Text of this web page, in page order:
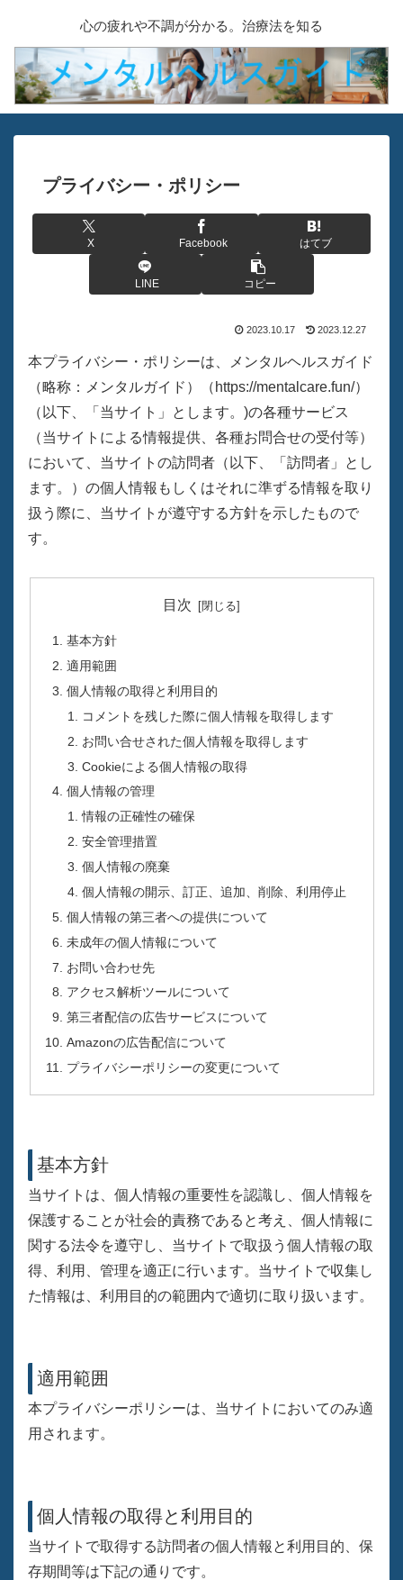
心の疲れや不調が分かる。治療法を知る
プライバシー・ポリシー
X Facebook はてブ
LINE コピー
2023.10.17 2023.12.27
本プライバシー・ポリシーは、メンタルヘルスガイド
（略称：メンタルガイド）（https://mentalcare.fun/）
（以下、「当サイト」とします。)の各種サービス
（当サイトによる情報提供、各種お問合せの受付等）
において、当サイトの訪問者（以下、「訪問者」とし
ます。）の個人情報もしくはそれに準ずる情報を取り
扱う際に、当サイトが遵守する方針を示したもので
す。
目次
基本方針
適用範囲
個人情報の取得と利用目的
コメントを残した際に個人情報を取得します
お問い合せされた個人情報を取得します
Cookieによる個人情報の取得
個人情報の管理
情報の正確性の確保
安全管理措置
個人情報の廃棄
個人情報の開示、訂正、追加、削除、利用停止
個人情報の第三者への提供について
未成年の個人情報について
お問い合わせ先
アクセス解析ツールについて
第三者配信の広告サービスについて
Amazonの広告配信について
プライバシーポリシーの変更について
基本方針
当サイトは、個人情報の重要性を認識し、個人情報を
保護することが社会的責務であると考え、個人情報に
関する法令を遵守し、当サイトで取扱う個人情報の取
得、利用、管理を適正に行います。当サイトで収集し
た情報は、利用目的の範囲内で適切に取り扱います。
適用範囲
本プライバシーポリシーは、当サイトにおいてのみ適
用されます。
個人情報の取得と利用目的
当サイトで取得する訪問者の個人情報と利用目的、保
存期間等は下記の通りです。